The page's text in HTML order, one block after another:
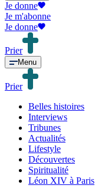
Je donne
Je m'abonne
Je donne
Prier
Menu
Prier
Belles histoires
Interviews
Tribunes
Actualités
Lifestyle
Découvertes
Spiritualité
Léon XIV à Paris